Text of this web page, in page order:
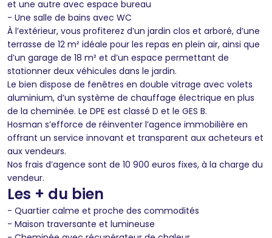
et une autre avec espace bureau
- Une salle de bains avec WC
À l’extérieur, vous profiterez d’un jardin clos et arboré, d’une
terrasse de 12 m² idéale pour les repas en plein air, ainsi que
d’un garage de 18 m² et d’un espace permettant de
stationner deux véhicules dans le jardin.
Le bien dispose de fenêtres en double vitrage avec volets
aluminium, d’un système de chauffage électrique en plus
de la cheminée. Le DPE est classé D et le GES B.
Hosman s’efforce de réinventer l’agence immobilière en
offrant un service innovant et transparent aux acheteurs et
aux vendeurs.
Nos frais d’agence sont de 10 900 euros fixes, à la charge du
vendeur.
Les + du bien
- Quartier calme et proche des commodités
- Maison traversante et lumineuse